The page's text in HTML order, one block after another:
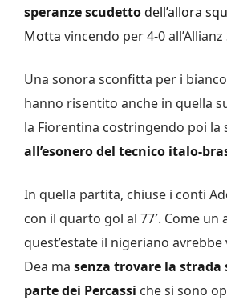
speranze scudettodell’allora
Motta vincendo per 4-0
Una sonora sconfitta per i
hanno risentito anche in quella
la Fiorentina costringendo poi la
all’esonero del tecnico italo-
In quella partita, chiuse i conti
con il quarto gol al 77′. Come un
quest’estate il nigeriano
Dea ma senza trovare la strada
parte dei Percassi che si sono